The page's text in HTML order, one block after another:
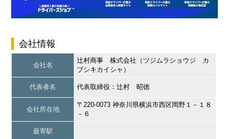
会社情報
会社名
辻村商事 株式会社（ツジムラショウジ カ
ブシキカイシャ）
代表者名 代表取締役：辻村 昭徳
会社所在地
〒220-0073 神奈川県横浜市西区岡野１－１８
－６
最寄駅